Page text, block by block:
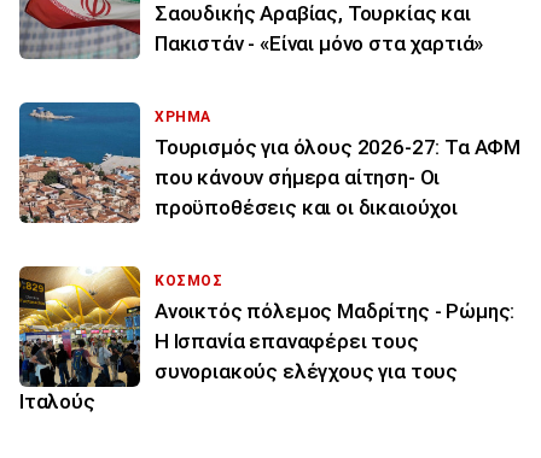
Σαουδικής Αραβίας, Τουρκίας και
Πακιστάν - «Είναι μόνο στα χαρτιά»
ΧΡΗΜΑ
Τουρισμός για όλους 2026-27: Τα ΑΦΜ
που κάνουν σήμερα αίτηση- Οι
προϋποθέσεις και οι δικαιούχοι
ΚΟΣΜΟΣ
Ανοικτός πόλεμος Μαδρίτης - Ρώμης:
Η Ισπανία επαναφέρει τους
συνοριακούς ελέγχους για τους
Ιταλούς